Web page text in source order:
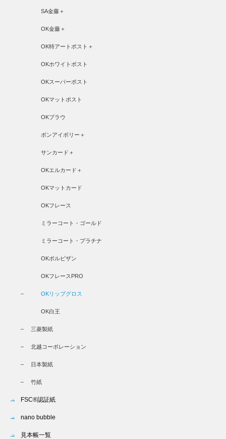
SA金藤＋
OK金藤＋
OK特アートポスト＋
OKホワイトポスト
OKスーパーポスト
OKマットポスト
OKプラウ
ボンアイボリー＋
サンカード＋
OKエルカード＋
OKマットカード
OKフレース
ミラーコート・ゴールド
ミラーコート・プラチナ
OKボルビザン
OKフレースPRO
OKリップグロス
OK白王
三菱製紙
北越コーポレーション
日本製紙
竹紙
FSC®認証紙
nano bubble
見本帳一覧